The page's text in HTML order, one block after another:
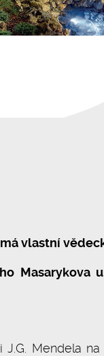
vlastní
Masarykova
J.G. Mendela